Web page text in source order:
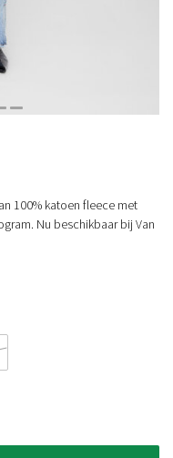
100% katoen fleece met
Nu beschikbaar bij Van